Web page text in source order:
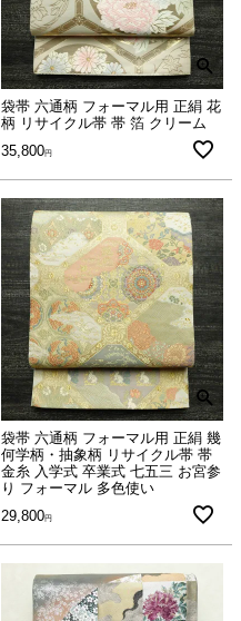
袋帯 六通柄 フォーマル用 正絹 花
柄 リサイクル帯 帯 箔 クリーム
35,800
袋帯 六通柄 フォーマル用 正絹 幾
何学柄・抽象柄 リサイクル帯 帯
金糸 入学式 卒業式 七五三 お宮参
り フォーマル 多色使い
29,800